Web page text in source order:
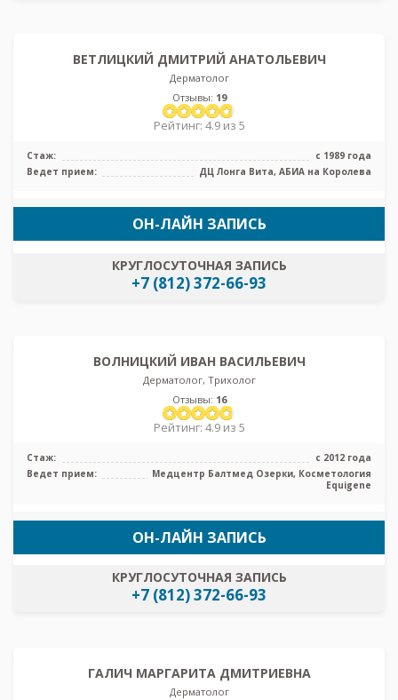
ВЕТЛИЦКИЙ ДМИТРИЙ АНАТОЛЬЕВИЧ
Дерматолог
Отзывы: 19
Рейтинг: 4.9 из 5
Стаж:
с 1989 года
Ведет прием:
ДЦ Лонга Вита, АБИА на Королева
ОН-ЛАЙН ЗАПИСЬ
КРУГЛОСУТОЧНАЯ ЗАПИСЬ
+7 (812) 372-66-93
ВОЛНИЦКИЙ ИВАН ВАСИЛЬЕВИЧ
Дерматолог, Трихолог
Отзывы: 16
Рейтинг: 4.9 из 5
Стаж:
с 2012 года
Ведет прием:
Медцентр Балтмед Озерки, Косметология
Equigene
ОН-ЛАЙН ЗАПИСЬ
КРУГЛОСУТОЧНАЯ ЗАПИСЬ
+7 (812) 372-66-93
ГАЛИЧ МАРГАРИТА ДМИТРИЕВНА
Дерматолог